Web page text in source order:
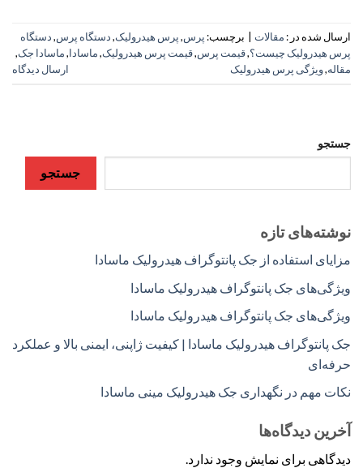
ارسال شده در : مقالات برچسب: پرس,پرس هیدرولیک,دستگاه پرس,دستگاه
پرس هیدرولیک چیست؟,قیمت پرس,قیمت پرس هیدرولیک,ماسادا,ماسادا جک,
مقاله,ویژگی پرس هیدرولیک ارسال دیدگاه
جستجو
جستجو
نوشته‌های تازه
مزایای استفاده از جک پانتوگراف هیدرولیک ماسادا
ویژگی‌های جک پانتوگراف هیدرولیک ماسادا
ویژگی‌های جک پانتوگراف هیدرولیک ماسادا
جک پانتوگراف هیدرولیک ماسادا | کیفیت ژاپنی، ایمنی بالا و عملکرد
حرفه‌ای
نکات مهم در نگهداری جک هیدرولیک مینی ماسادا
آخرین دیدگاه‌ها
دیدگاهی برای نمایش وجود ندارد.